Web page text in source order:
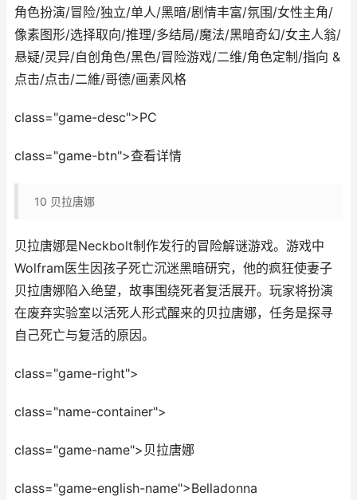
角色扮演/冒险/独立/单人/黑暗/剧情丰富/氛围/女性主角/
像素图形/选择取向/推理/多结局/魔法/黑暗奇幻/女主人翁/
悬疑/灵异/自创角色/黑色/冒险游戏/二维/角色定制/指向 &
点击/点击/二維/哥德/画素风格
class="game-desc">PC
class="game-btn">查看详情
10 贝拉唐娜
贝拉唐娜是Neckbolt制作发行的冒险解谜游戏。游戏中
Wolfram医生因孩子死亡沉迷黑暗研究，他的疯狂使妻子
贝拉唐娜陷入绝望，故事围绕死者复活展开。玩家将扮演
在废弃实验室以活死人形式醒来的贝拉唐娜，任务是探寻
自己死亡与复活的原因。
class="game-right">
class="name-container">
class="game-name">贝拉唐娜
class="game-english-name">Belladonna